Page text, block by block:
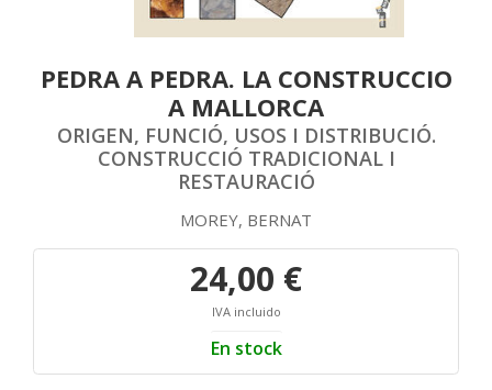
PEDRA A PEDRA. LA CONSTRUCCIO
A MALLORCA
ORIGEN, FUNCIÓ, USOS I DISTRIBUCIÓ.
CONSTRUCCIÓ TRADICIONAL I
RESTAURACIÓ
MOREY, BERNAT
24,00 €
IVA incluido
En stock